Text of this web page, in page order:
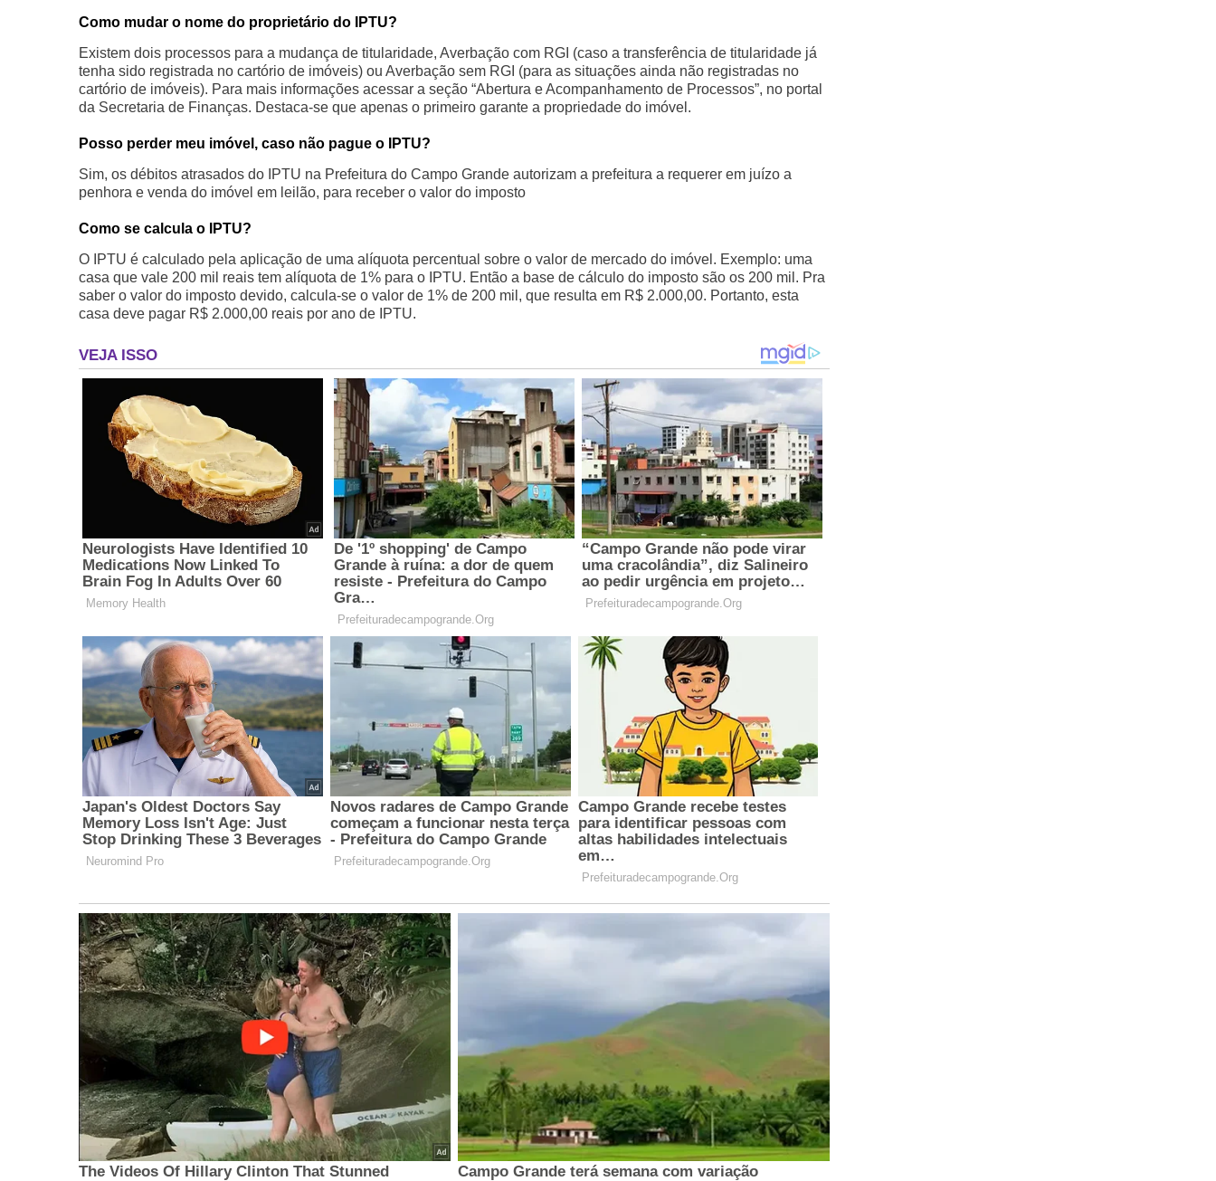
Como mudar o nome do proprietário do IPTU?
Existem dois processos para a mudança de titularidade, Averbação com RGI (caso a transferência de titularidade já
tenha sido registrada no cartório de imóveis) ou Averbação sem RGI (para as situações ainda não registradas no
cartório de imóveis). Para mais informações acessar a seção “Abertura e Acompanhamento de Processos”, no portal
da Secretaria de Finanças. Destaca-se que apenas o primeiro garante a propriedade do imóvel.
Posso perder meu imóvel, caso não pague o IPTU?
Sim, os débitos atrasados do IPTU na Prefeitura do Campo Grande autorizam a prefeitura a requerer em juízo a
penhora e venda do imóvel em leilão, para receber o valor do imposto
Como se calcula o IPTU?
O IPTU é calculado pela aplicação de uma alíquota percentual sobre o valor de mercado do imóvel. Exemplo: uma
casa que vale 200 mil reais tem alíquota de 1% para o IPTU. Então a base de cálculo do imposto são os 200 mil. Pra
saber o valor do imposto devido, calcula-se o valor de 1% de 200 mil, que resulta em R$ 2.000,00. Portanto, esta
casa deve pagar R$ 2.000,00 reais por ano de IPTU.